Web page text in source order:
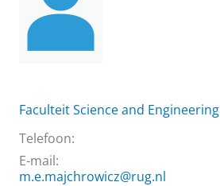
Faculteit Science and Engineering
Telefoon:
E-mail:
m.e.majchrowicz@rug.nl